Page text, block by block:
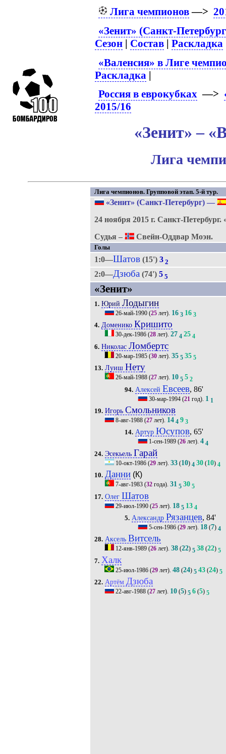
Лига чемпионов—>
«Зенит» (Санкт-
Сезон | Состав |Раскладка
«Валенсия» в Лиге
Раскладка |
Россия в еврокубках—>
2015/16
«Зенит» –
Лига
Лига чемпионов. Групповой этап. 5-й тур.
«Зенит» (Санкт-Петербург)—
24 ноября 2015 г. Санкт-Петербург.
Судья –
Свейн-Оддвар Моэн.
Голы
1:0—Шатов(15') 3 2
2:0—Дзюба (74') 5 5
«Зенит»
1. Юрий Лодыгин
26-май-1990(25лет). 16 3 16 3
4. Доменико Кришито
30-дек-1986(28лет). 27 4 25 4
6. Николас Ломбертс
20-мар-1985(30лет). 35 5 35 5
13. Луиш Нету
26-май-1988(27лет). 10 5 5 2
94. Алексей Евсеев, 86'
30-мар-1994 (21 год). 1 1
19. Игорь Смольников
8-авг-1988(27лет). 14 4 9 3
14. Артур Юсупов, 65'
1-сен-1989 (26 лет).4 4
24. Эсекьель Гарай
10-окт-1986(29лет). 33(10) 4 30(10) 4
10. Данни (К)
7-авг-1983(32года). 31 5 30 5
17. Олег Шатов
29-июл-1990(25лет). 18 5 13 4
5. Александр Рязанцев, 84'
5-сен-1986 (29 лет). 18 (7) 4
28. Аксель Витсель
12-янв-1989(26лет). 38(22) 5 38(22) 5
7. Халк
25-июл-1986(29лет). 48(24) 5 43(24) 5
22. Артём Дзюба
22-авг-1988(27лет). 10(5) 5 6(5) 5